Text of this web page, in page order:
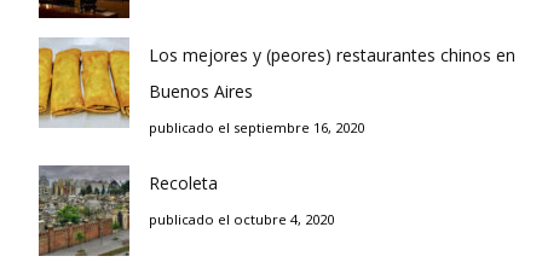
Los mejores y (peores) restaurantes chinos en
Buenos Aires
publicado el septiembre 16, 2020
Recoleta
publicado el octubre 4, 2020